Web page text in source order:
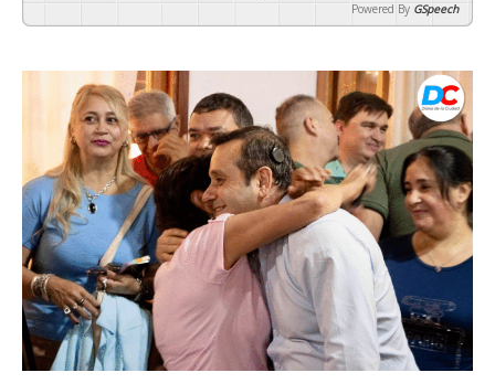
Powered By GSpeech